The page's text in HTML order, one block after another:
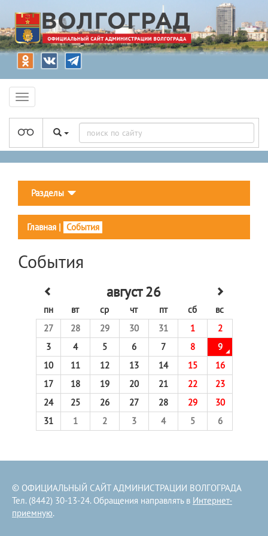
Разделы
Главная | События
События
август 26
пн вт ср чт пт сб
вс
27
28 29 30 31 1
2
3
4 5 6 7 8
9
10
11 12 13 14 15
16
17
18 19 20 21 22
23
24
25 26 27 28 29
30
31
1 2 3 4 5 6
© ОФИЦИАЛЬНЫЙ САЙТ АДМИНИСТРАЦИИ ВОЛГОГРАДА
Тел. (8442) 30-13-24. Обращения направлять в Интернет-
приемную.